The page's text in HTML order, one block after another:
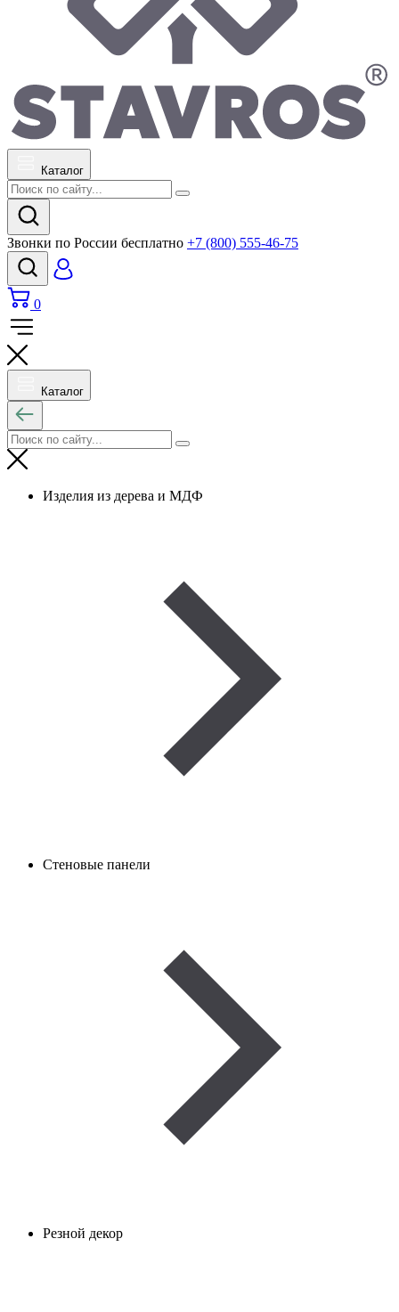
Каталог
Звонки по России бесплатно +7 (800) 555-46-75
0
Каталог
Изделия из дерева и МДФ
Стеновые панели
Резной декор